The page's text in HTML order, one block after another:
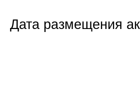
Дата размещения